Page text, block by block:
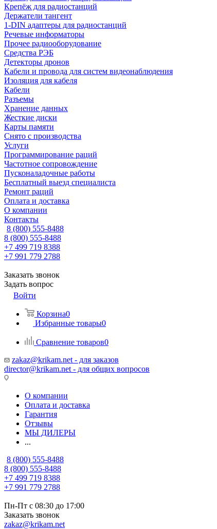
Крепёж для радиостанций
Держатели тангент
1-DIN адаптеры для радиостанций
Речевые информаторы
Прочее радиооборудование
Средства РЭБ
Детекторы дронов
Кабели и провода для систем видеонаблюдения
Изоляция для кабеля
Кабели
Разъемы
Хранение данных
Жесткие диски
Карты памяти
Снято с производства
Услуги
Программирование раций
Частотное сопровождение
Пусконаладочные работы
Бесплатный выезд специалиста
Ремонт раций
Оплата и доставка
О компании
Контакты
8 (800) 555-8488
8 (800) 555-8488
+7 499 719 8388
+7 991 779 2788
Заказать звонок
Задать вопрос
Войти
Корзина0
Избранные товары0
Сравнение товаров0
zakaz@krikam.net - для заказов
director@krikam.net - для общих вопросов
О компании
Оплата и доставка
Гарантия
Отзывы
МЫ ДИЛЕРЫ
...
8 (800) 555-8488
8 (800) 555-8488
+7 499 719 8388
+7 991 779 2788
Пн-Пт с 08:30 до 17:00
Заказать звонок
zakaz@krikam.net